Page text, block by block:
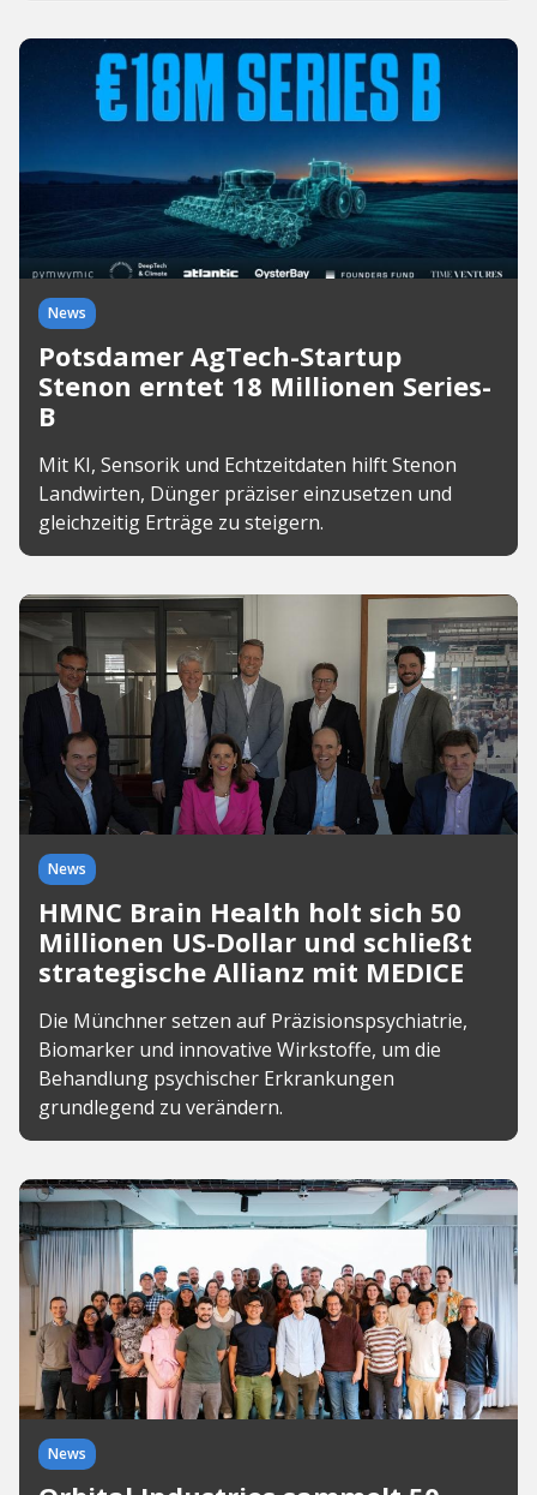
News
Potsdamer AgTech-Startup
Stenon erntet 18 Millionen Series-
B
Mit KI, Sensorik und Echtzeitdaten hilft Stenon
Landwirten, Dünger präziser einzusetzen und
gleichzeitig Erträge zu steigern.
News
HMNC Brain Health holt sich 50
Millionen US-Dollar und schließt
strategische Allianz mit MEDICE
Die Münchner setzen auf Präzisionspsychiatrie,
Biomarker und innovative Wirkstoffe, um die
Behandlung psychischer Erkrankungen
grundlegend zu verändern.
News